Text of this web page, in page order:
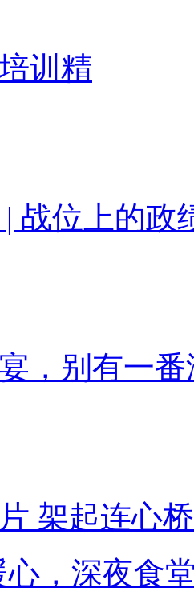
训精
战位上的政
，别有一
架起连心桥
心，深夜食